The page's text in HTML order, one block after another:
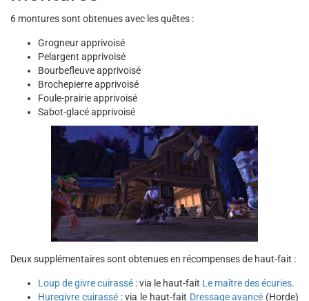
6 montures sont obtenues avec les quêtes :
Grogneur apprivoisé
Pelargent apprivoisé
Bourbefleuve apprivoisé
Brochepierre apprivoisé
Foule-prairie apprivoisé
Sabot-glacé apprivoisé
Deux supplémentaires sont obtenues en récompenses de haut-fait :
Loup de givre cuirassé : via le haut-fait Le maître des écuries.
Huregivre cuirassé: via le haut-fait Dressage avancé (Horde)